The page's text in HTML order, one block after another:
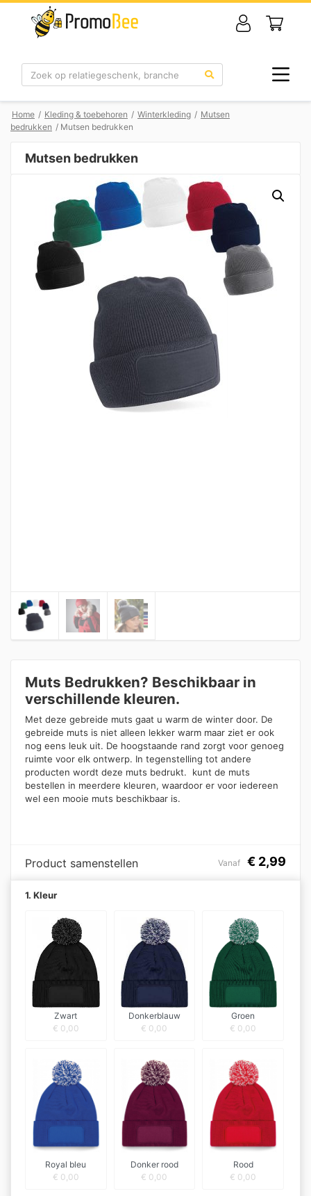
Zoek
Home / Kleding & toebehoren / Winterkleding / Mutsen
bedrukken / Mutsen bedrukken
Mutsen bedrukken
Muts Bedrukken? Beschikbaar in
verschillende kleuren.
Met deze gebreide muts gaat u warm de winter door. De
gebreide muts is niet alleen lekker warm maar ziet er ook
nog eens leuk uit. De hoogstaande rand zorgt voor genoeg
ruimte voor elk ontwerp. In tegenstelling tot andere
producten wordt deze muts bedrukt. kunt de muts
bestellen in meerdere kleuren, waardoor er voor iedereen
wel een mooie muts beschikbaar is.
Product samenstellen Vanaf € 2,99
1. Kleur
Zwart
€ 0,00
Donkerblauw
€ 0,00
Groen
€ 0,00
Royal bleu
€ 0,00
Donker rood
€ 0,00
Rood
€ 0,00